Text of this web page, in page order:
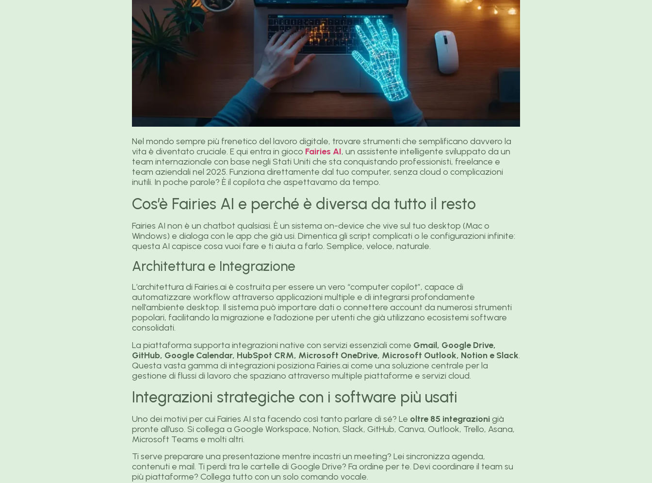
Nel mondo sempre più frenetico del lavoro digitale, trovare strumenti che semplificano davvero la
vita è diventato cruciale. E qui entra in gioco Fairies AI, un assistente intelligente sviluppato da un
team internazionale con base negli Stati Uniti che sta conquistando professionisti, freelance e
team aziendali nel 2025. Funziona direttamente dal tuo computer, senza cloud o complicazioni
inutili. In poche parole? È il copilota che aspettavamo da tempo.
Cos’è Fairies AI e perché è diversa da tutto il resto
Fairies AI non è un chatbot qualsiasi. È un sistema on-device che vive sul tuo desktop (Mac o
Windows) e dialoga con le app che già usi. Dimentica gli script complicati o le configurazioni infinite:
questa AI capisce cosa vuoi fare e ti aiuta a farlo. Semplice, veloce, naturale.
Architettura e Integrazione
L’architettura di Fairies.ai è costruita per essere un vero “computer copilot”, capace di
automatizzare workflow attraverso applicazioni multiple e di integrarsi profondamente
nell’ambiente desktop. Il sistema può importare dati o connettere account da numerosi strumenti
popolari, facilitando la migrazione e l’adozione per utenti che già utilizzano ecosistemi software
consolidati.
La piattaforma supporta integrazioni native con servizi essenziali come Gmail, Google Drive,
GitHub, Google Calendar, HubSpot CRM, Microsoft OneDrive, Microsoft Outlook, Notion e Slack.
Questa vasta gamma di integrazioni posiziona Fairies.ai come una soluzione centrale per la
gestione di flussi di lavoro che spaziano attraverso multiple piattaforme e servizi cloud.
Integrazioni strategiche con i software più usati
Uno dei motivi per cui Fairies AI sta facendo così tanto parlare di sé? Le oltre 85 integrazionigià
pronte all’uso. Si collega a Google Workspace, Notion, Slack, GitHub, Canva, Outlook, Trello, Asana,
Microsoft Teams e molti altri.
Ti serve preparare una presentazione mentre incastri un meeting? Lei sincronizza agenda,
contenuti e mail. Ti perdi tra le cartelle di Google Drive? Fa ordine per te. Devi coordinare il team su
più piattaforme? Collega tutto con un solo comando vocale.